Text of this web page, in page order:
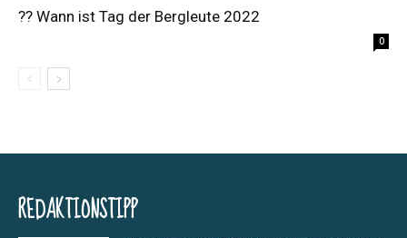
?‍? Wann ist Tag der Bergleute 2022
0
REDAKTIONSTIPP